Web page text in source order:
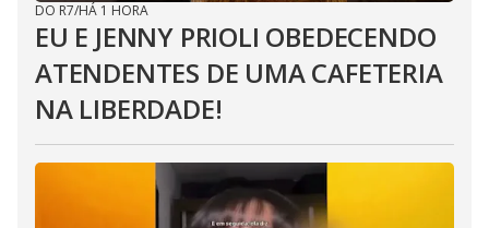
DO R7/HÁ 1 HORA
EU E JENNY PRIOLI OBEDECENDO
ATENDENTES DE UMA CAFETERIA
NA LIBERDADE!